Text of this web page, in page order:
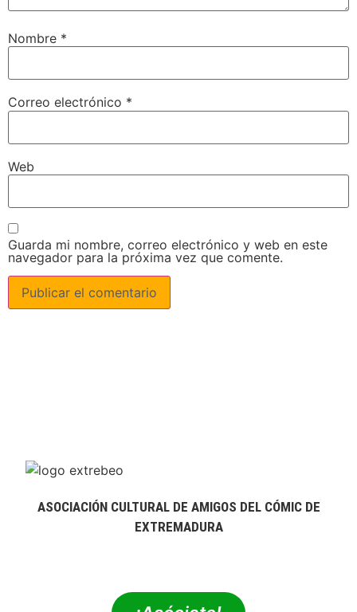
Nombre *
Correo electrónico *
Web
Guarda mi nombre, correo electrónico y web en este
navegador para la próxima vez que comente.
ASOCIACIÓN CULTURAL DE AMIGOS DEL CÓMIC DE
EXTREMADURA